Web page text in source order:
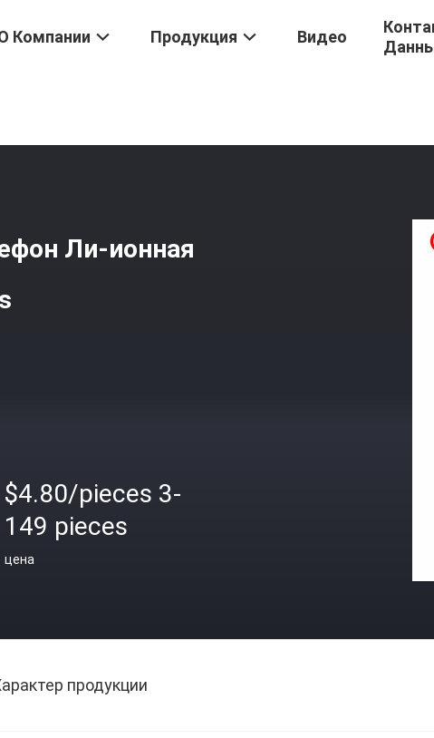
Компании Продукция Видео
Ли-ионная
$4.80/pieces 3-
149 pieces
цена
продукции